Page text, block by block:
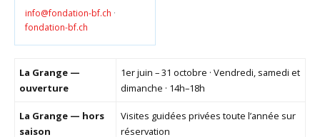
info@fondation-bf.ch ·
fondation-bf.ch
La Grange —
ouverture
1er juin – 31 octobre · Vendredi, samedi et
dimanche · 14h–18h
La Grange — hors
saison
Visites guidées privées toute l’année sur
réservation